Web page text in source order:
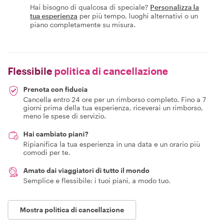
Hai bisogno di qualcosa di speciale? Personalizza la
tua esperienza per più tempo, luoghi alternativi o un
piano completamente su misura.
Flessibile politica di cancellazione
Prenota con fiducia
Cancella entro 24 ore per un rimborso completo. Fino a 7
giorni prima della tua esperienza, riceverai un rimborso,
meno le spese di servizio.
Hai cambiato piani?
Ripianifica la tua esperienza in una data e un orario più
comodi per te.
Amato dai viaggiatori di tutto il mondo
Semplice e flessibile: i tuoi piani, a modo tuo.
Mostra politica di cancellazione